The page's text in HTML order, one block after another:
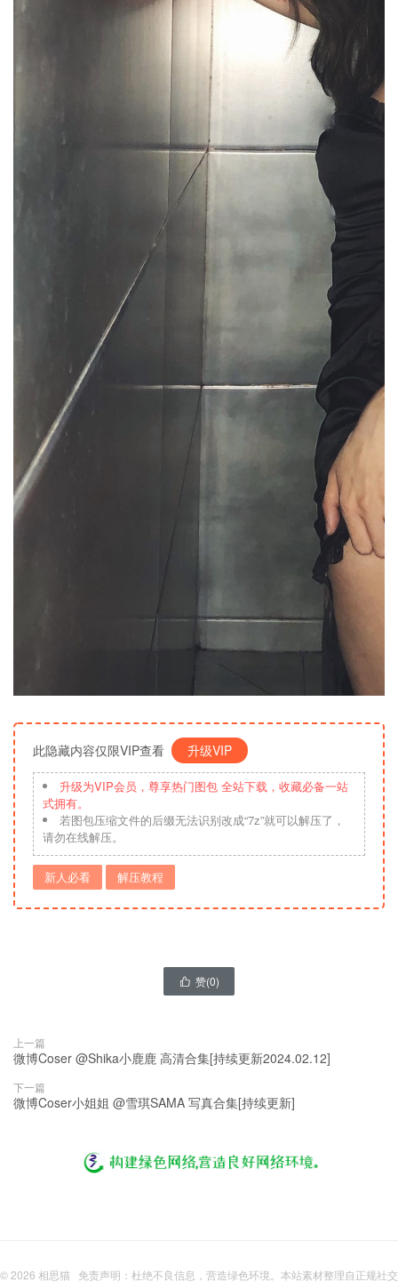
此隐藏内容仅限VIP查看 升级VIP
升级为VIP会员，尊享热门图包 全站下载，收藏必备一站
式拥有。
若图包压缩文件的后缀无法识别改成“7z”就可以解压了，
请勿在线解压。
新人必看 解压教程
 赞(0)
上一篇
微博Coser @Shika小鹿鹿 高清合集[持续更新2024.02.12]
下一篇
微博Coser小姐姐 @雪琪SAMA 写真合集[持续更新]
© 2026 相思猫 免责声明：杜绝不良信息，营造绿色环境。本站素材整理自正规社交